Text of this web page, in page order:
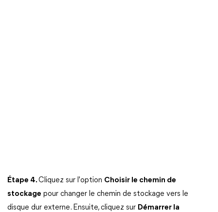
Étape 4.Cliquez sur l'option Choisir le chemin de
stockage pour changer le chemin de stockage vers le
disque dur externe. Ensuite, cliquez sur Démarrer la